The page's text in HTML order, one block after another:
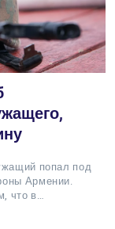
попал под
Армении.
что в…